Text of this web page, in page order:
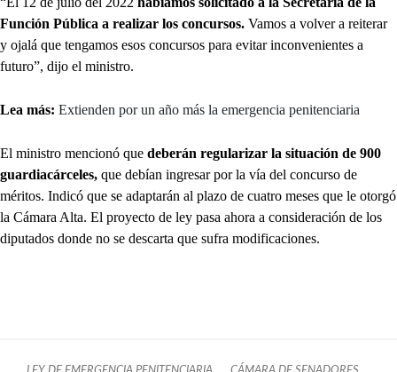
Función Pública a realizar los concursos. Vamos a volver a reiterar
y ojalá que tengamos esos concursos para evitar inconvenientes a
futuro”, dijo el ministro.
Lea más: Extienden por un año más la emergencia penitenciaria
El ministro mencionó que deberán regularizar la situación de 900
guardiacárceles, que debían ingresar por la vía del concurso de
méritos. Indicó que se adaptarán al plazo de cuatro meses que le otorgó
la Cámara Alta. El proyecto de ley pasa ahora a consideración de los
diputados donde no se descarta que sufra modificaciones.